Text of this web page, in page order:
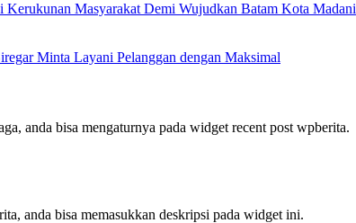
Masyarakat Demi Wujudkan Batam Kota Madani
Minta Layani Pelanggan dengan Maksimal
anda bisa mengaturnya pada widget recent post wpberita.
anda bisa memasukkan deskripsi pada widget ini.